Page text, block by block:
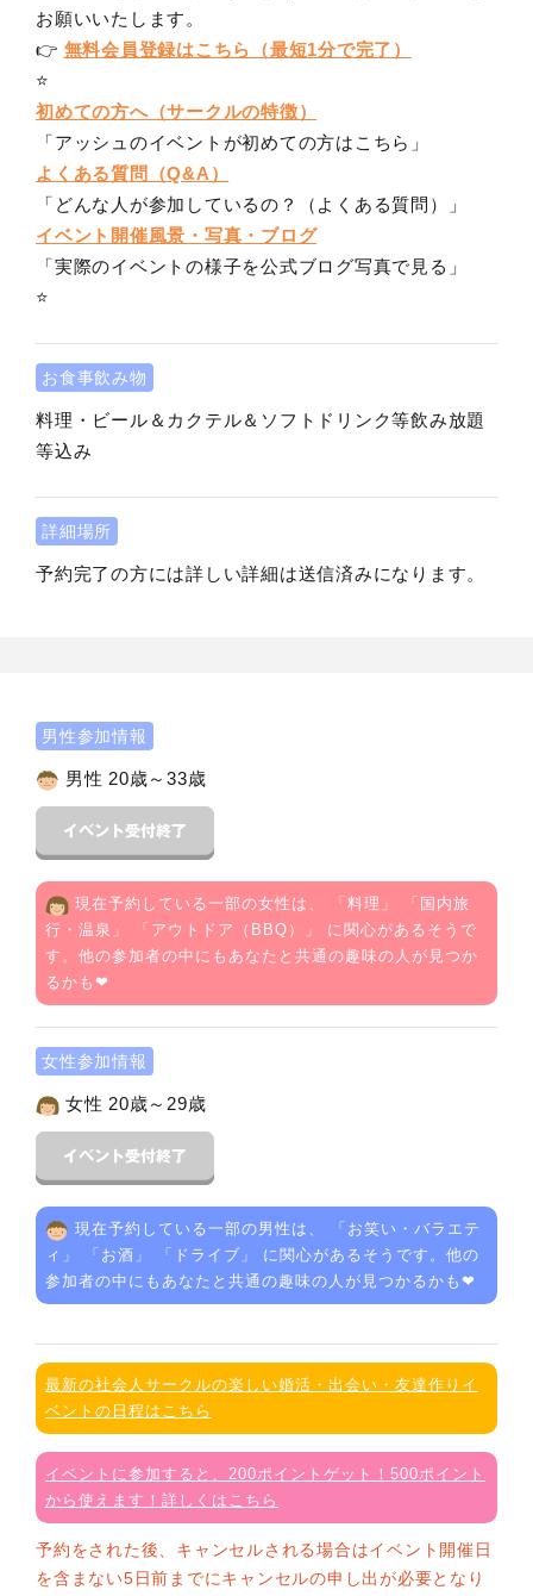
お願いいたします。
👉 無料会員登録はこちら（最短1分で完了）
⭐️
初めての方へ（サークルの特徴）
「アッシュのイベントが初めての方はこちら」
よくある質問（Q&A）
「どんな人が参加しているの？（よくある質問）」
イベント開催風景・写真 ・ブログ
「実際のイベントの様子を公式ブログ写真で見る」
⭐️
お食事飲み物
料理・ビール＆カクテル＆ソフトドリンク等飲み放題
等込み
詳細場所
予約完了の方には詳しい詳細は送信済みになります。
男性参加情報
男性 20歳～33歳
現在予約している一部の女性は、 「 料理 」 「 国内旅
行・温泉 」 「 アウトドア（BBQ）
」 に関心があるそうで
す。他の参加者の中にもあなたと共通の趣味の人が見つか
るかも❤
女性参加情報
女性 20歳～29歳
現在予約している一部の男性は、 「 お笑い・バラエテ
ィ 」 「 お酒 」 「 ドライブ 」 に関心があるそうです。他の
参加者の中にもあなたと共通の趣味の人が見つかるかも❤
最新の社会人サークルの楽しい婚活・出会い・友達作りイ
ベントの日程はこちら
イベントに参加すると、200ポイントゲット！500ポイント
から使えます！詳しくはこちら
予約をされた後、キャンセルされる場合はイベント開催日
を含まない5日前までにキャンセルの申し出が必要となり